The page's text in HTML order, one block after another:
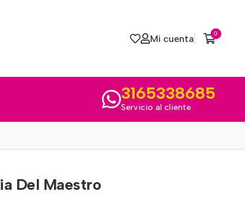
Mi cuenta 0
3165338685
Servicio al cliente
Del Maestro